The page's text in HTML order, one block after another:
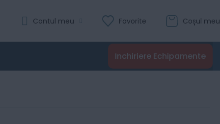
Coșul meu
Favorite
Contul meu
Inchiriere Echipamente
Evaluare:
0
% of 100
Recenzii
Adaugă în coș